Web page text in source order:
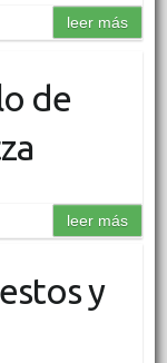
leer más
de
leer más
y